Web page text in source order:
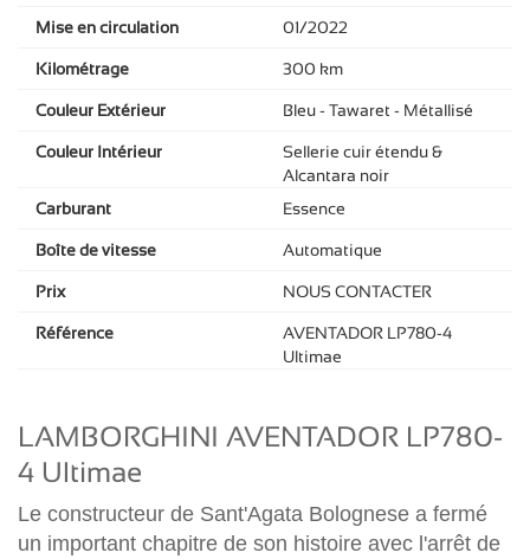
Mise en circulation 01/2022
Kilométrage 300 km
Couleur Extérieur Bleu - Tawaret - Métallisé
Couleur Intérieur
Sellerie cuir étendu &
Alcantara noir
Carburant
Essence
Boîte de vitesse Automatique
Prix NOUS CONTACTER
Référence
AVENTADOR LP780-4
Ultimae
LAMBORGHINI AVENTADOR LP780-
4 Ultimae
Le constructeur de Sant'Agata Bolognese a fermé
un important chapitre de son histoire avec l'arrêt de